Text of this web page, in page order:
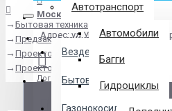
Москва
Адрес: ул.Угрешская дом 2,
Везде
Везде
Бытовая техника
Газонокосилки
Логин
Автотранспорт
Автомобили
Багги
Гидроциклы
Бытовая техника
Предзаказ из Китая
Проекторы
Проектор Acer C200 (LED)